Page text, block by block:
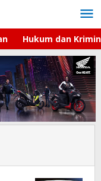
Hukum dan